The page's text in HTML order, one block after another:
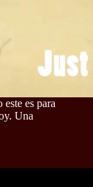
es para
Una